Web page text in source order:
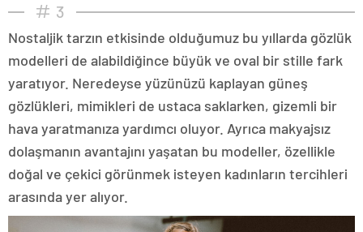
3
Nostaljik tarzın etkisinde olduğumuz bu yıllarda gözlük
modelleri de alabildiğince büyük ve oval bir stille fark
yaratıyor. Neredeyse yüzünüzü kaplayan güneş
gözlükleri, mimikleri de ustaca saklarken, gizemli bir
hava yaratmanıza yardımcı oluyor. Ayrıca makyajsız
dolaşmanın avantajını yaşatan bu modeller, özellikle
doğal ve çekici görünmek isteyen kadınların tercihleri
arasında yer alıyor.